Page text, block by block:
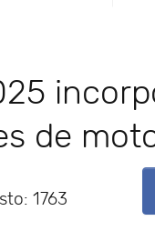
de
1763